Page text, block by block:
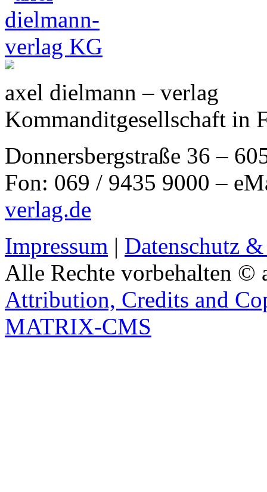
axel dielmann – verlag
Kommanditgesellschaft in
Donnersbergstraße 36 –
Fon: 069 / 9435 9000 –
verlag.de
Impressum | Datenschutz
Alle Rechte vorbehalten ©
Attribution, Credits and
MATRIX-CMS